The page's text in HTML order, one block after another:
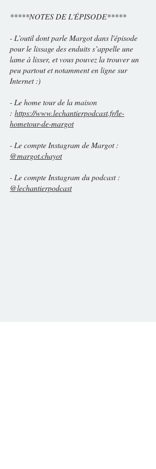
*****NOTES DE L'ÉPISODE*****
- L’outil dont parle Margot dans l'épisode
pour le lissage des enduits s’appelle une
lame à lisser, et vous pouvez la trouver un
peu partout et notamment en ligne sur
Internet :)
- Le home tour de la maison
: https://www.lechantierpodcast.fr/le-
hometour-de-margot
- Le compte Instagram de Margot :
@margot.chayot
- Le compte Instagram du podcast :
@lechantierpodcast